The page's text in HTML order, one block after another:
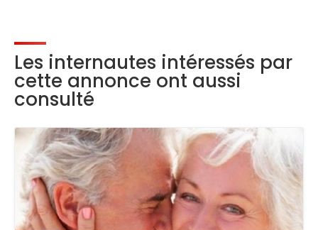
Les internautes intéressés par
cette annonce ont aussi
consulté